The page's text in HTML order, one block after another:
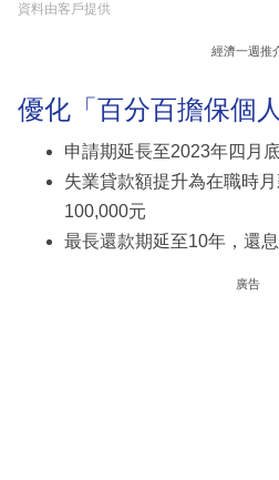
資料由客戶提供
經濟一週推
優化「百分百擔保個
申請期延長至2023年四月
失業貸款額提升為在職時
100,000元
最長還款期延至10年，還
廣告